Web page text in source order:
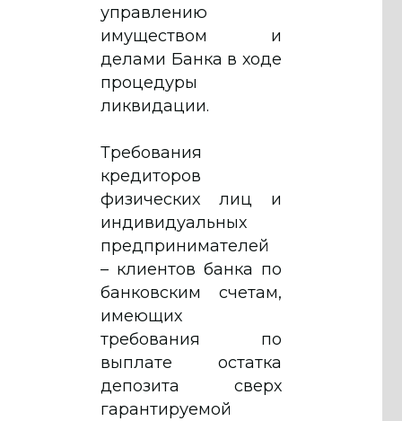
управлению
имуществом и
делами Банка в ходе
процедуры
ликвидации.
Требования
кредиторов
физических лиц и
индивидуальных
предпринимателей
– клиентов банка по
банковским счетам,
имеющих
требования по
выплате остатка
депозита сверх
гарантируемой